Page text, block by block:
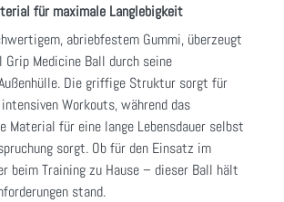
für maximale Langlebigkeit
abriebfestem Gummi, überzeugt
Grip Medicine Ball durch seine
Die griffige Struktur sorgt für
Workouts, während das
Material für eine lange Lebensdauer selbst
sorgt. Ob für den Einsatz im
beim Training zu Hause – dieser Ball hält
stand.